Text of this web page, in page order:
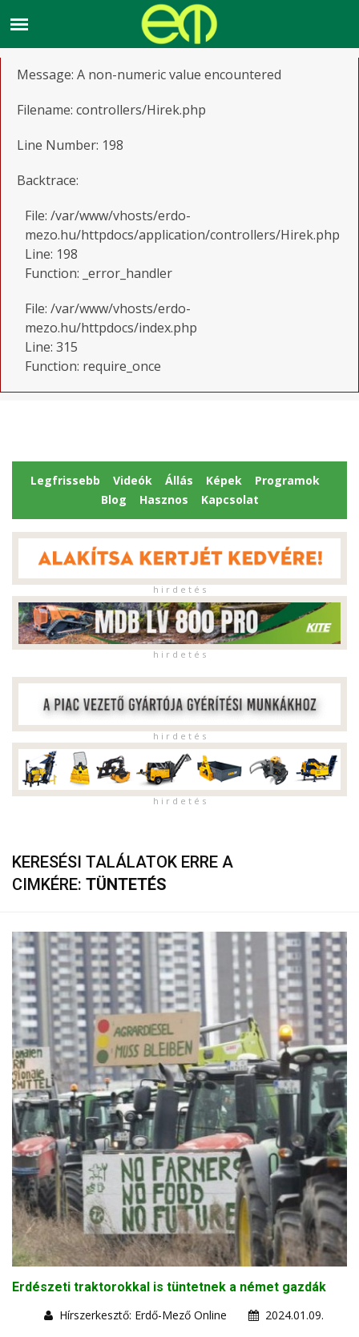
A PHP Error was encountered
Message: A non-numeric value encountered
Filename: controllers/Hirek.php
Line Number: 198
Backtrace:
File: /var/www/vhosts/erdo-
mezo.hu/httpdocs/application/controllers/Hirek.php
Line: 198
Function: _error_handler
File: /var/www/vhosts/erdo-
mezo.hu/httpdocs/index.php
Line: 315
Function: require_once
Legfrissebb Videók Állás Képek
Programok
Blog
Hasznos Kapcsolat
h i r d e t é s
h i r d e t é s
h i r d e t é s
h i r d e t é s
KERESÉSI TALÁLATOK ERRE A
CIMKÉRE: TÜNTETÉS
Erdészeti traktorokkal is tüntetnek a német gazdák
Hírszerkesztő: Erdő-Mező Online
2024.01.09.